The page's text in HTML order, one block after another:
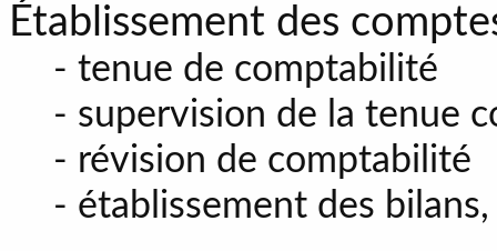
Établissement des
- tenue de comptabilité
- supervision de la tenue
- révision de comptabilité
- établissement des